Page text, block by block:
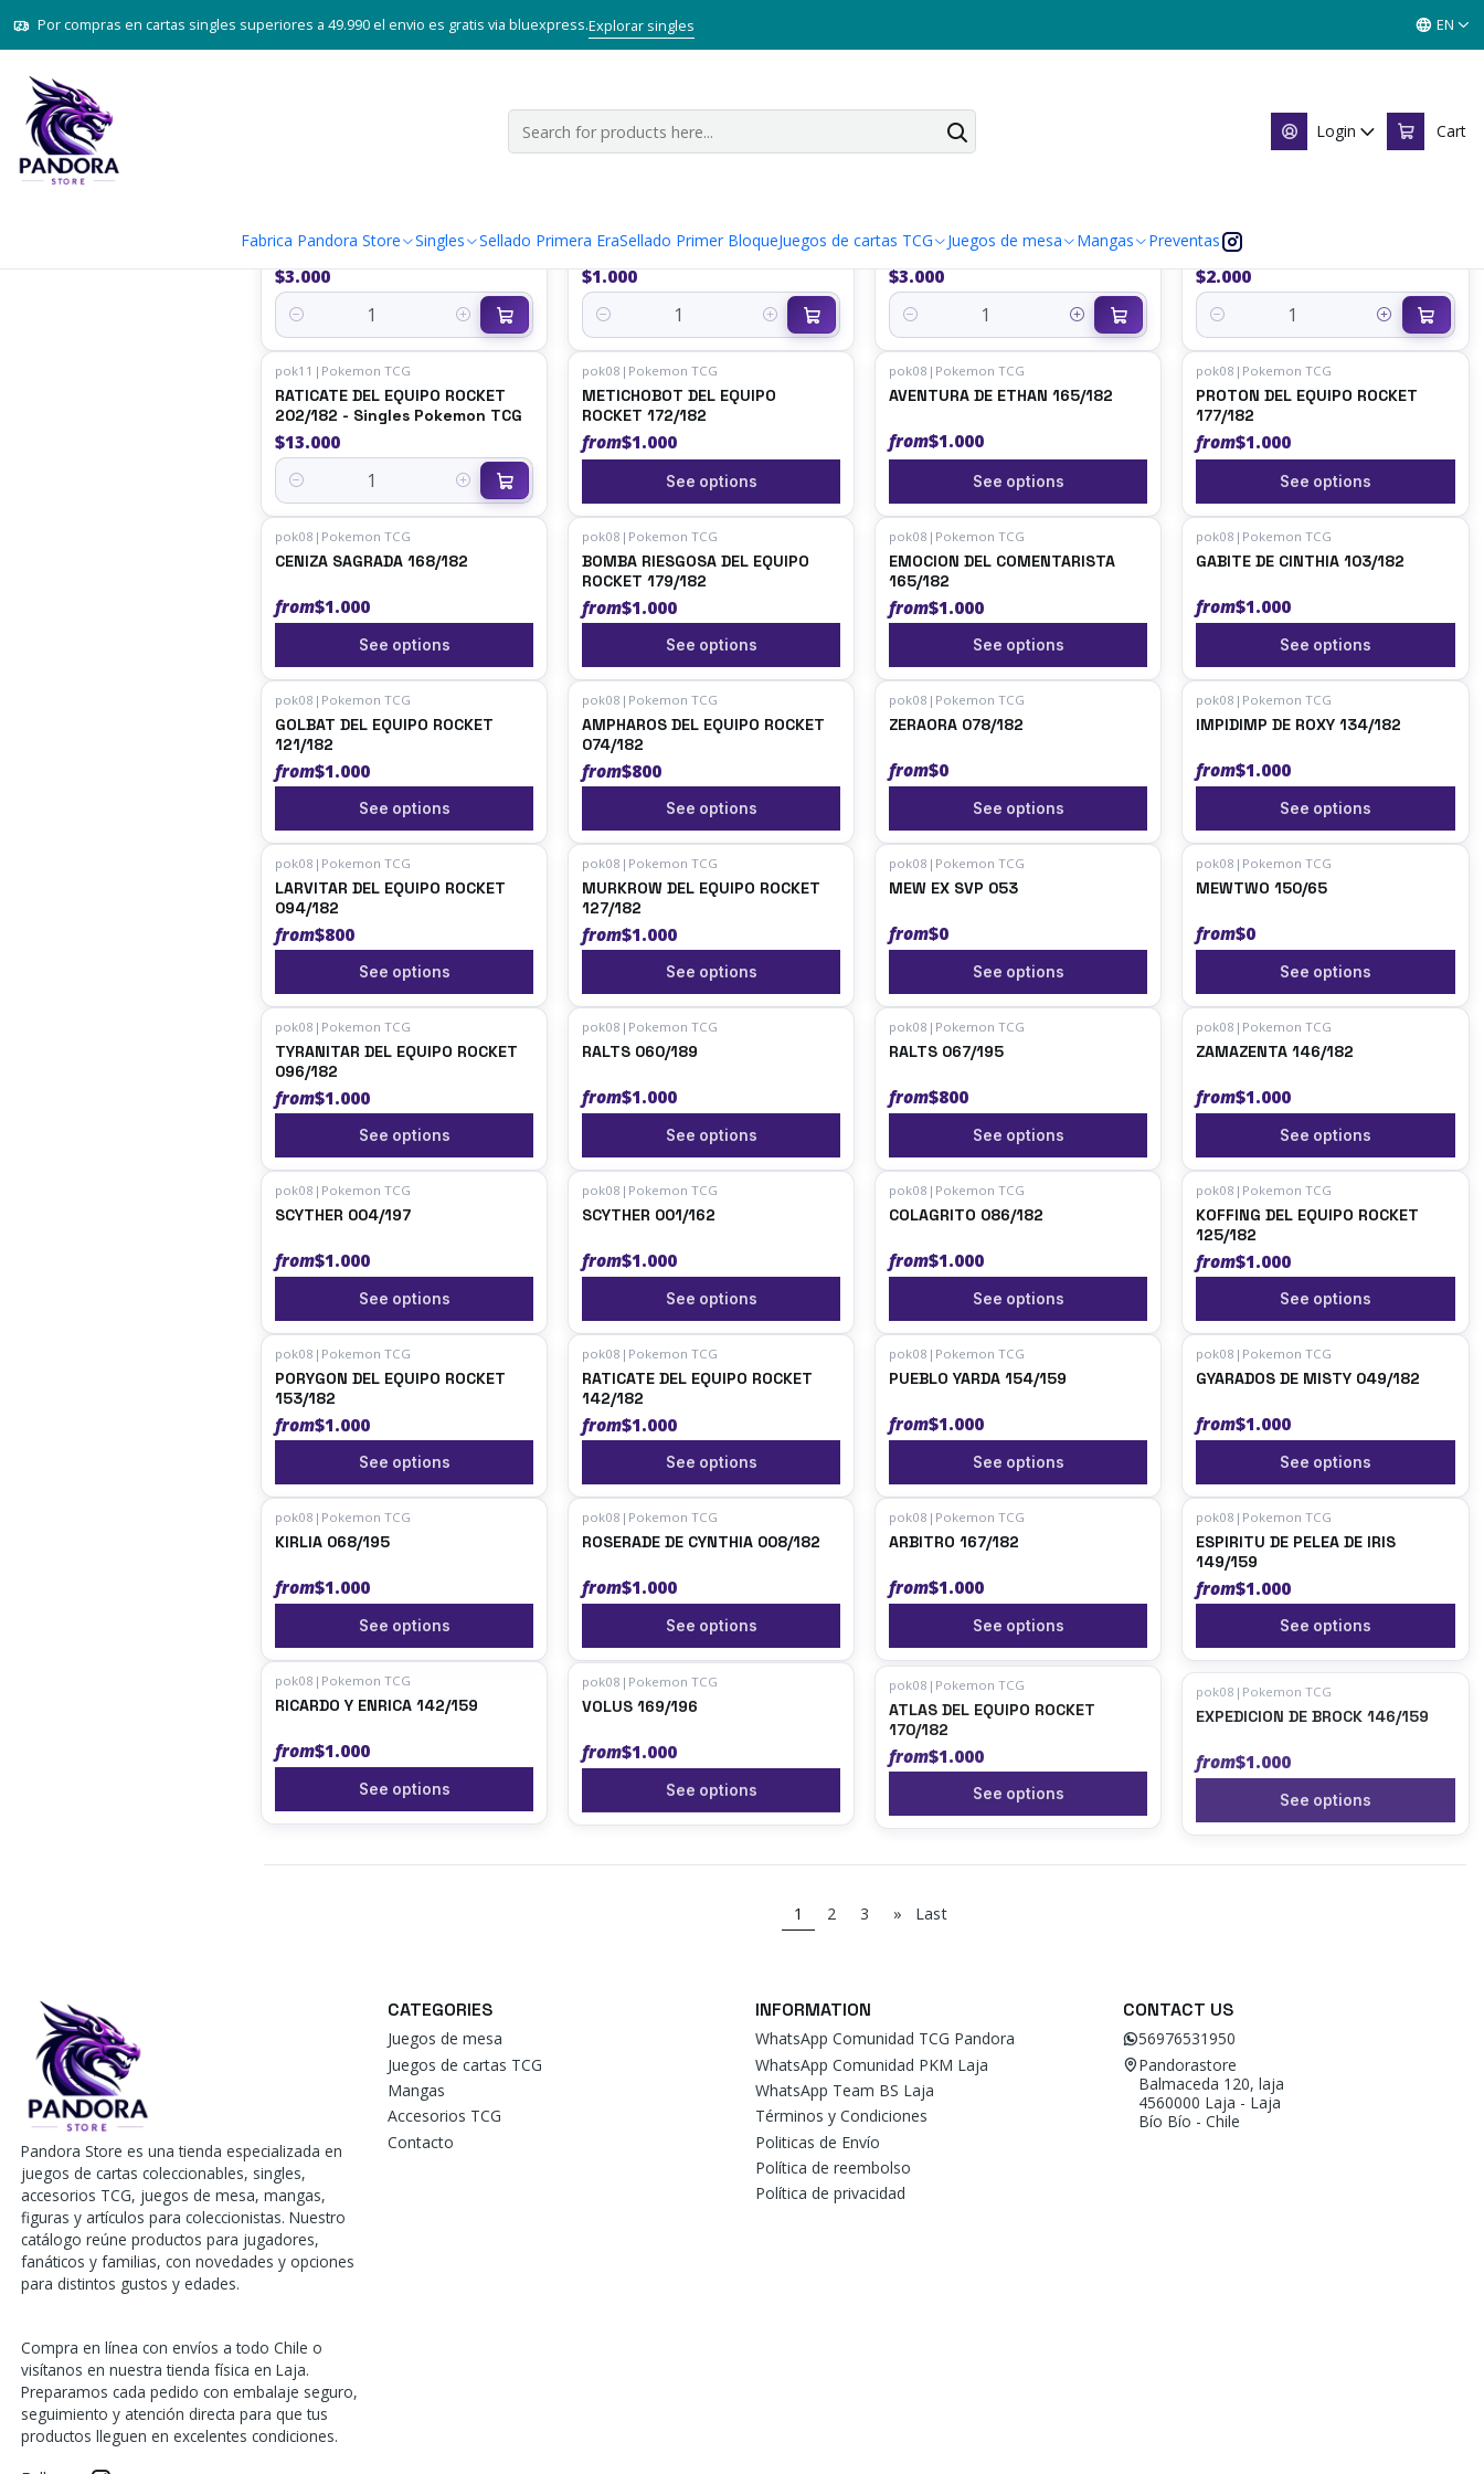
Login Cart
Fabrica Pandora Store Singles Sellado Primera EraSellado Primer BloqueJuegos de cartas TCG Juegos de mesa Mangas Preventas
Por compras en cartas singles superiores a 49.990 el envio es gratis via bluexpress.Explorar singles EN
Home Juegos de cartas TCG
Pokémon TCG
CLEFAIRY 062/196 - Singles
Pokemon TCG
$3.000
Quantity
MEOWTH DEL EQUIPO ROCKET
149/182 - Singles Pokemon TCG
$1.000
Quantity
MEWTWO EX DEL EQUIPO ROCKET
149/182 PROMO - Singles
Pokemon TCG
$3.000
Quantity
GIOVANNI DEL EQUIPO ROCKET
$2.000
Quantity
pok11 | Pokemon TCG
RATICATE DEL EQUIPO ROCKET
202/182 - Singles Pokemon TCG
$13.000
Quantity
pok08 | Pokemon TCG
METICHOBOT DEL EQUIPO
ROCKET 172/182
from$1.000
See options
pok08 | Pokemon TCG
AVENTURA DE ETHAN 165/182
from$1.000
See options
pok08 | Pokemon TCG
PROTON DEL EQUIPO ROCKET
177/182
from$1.000
See options
pok08 | Pokemon TCG
CENIZA SAGRADA 168/182
from$1.000
See options
pok08 | Pokemon TCG
BOMBA RIESGOSA DEL EQUIPO
ROCKET 179/182
from$1.000
See options
pok08 | Pokemon TCG
EMOCION DEL COMENTARISTA
165/182
from$1.000
See options
pok08 | Pokemon TCG
GABITE DE CINTHIA 103/182
from$1.000
See options
pok08 | Pokemon TCG
GOLBAT DEL EQUIPO ROCKET
121/182
from$1.000
See options
pok08 | Pokemon TCG
AMPHAROS DEL EQUIPO ROCKET
074/182
from$800
See options
pok08 | Pokemon TCG
ZERAORA 078/182
from$0
See options
pok08 | Pokemon TCG
IMPIDIMP DE ROXY 134/182
from$1.000
See options
pok08 | Pokemon TCG
LARVITAR DEL EQUIPO ROCKET
094/182
from$800
See options
pok08 | Pokemon TCG
MURKROW DEL EQUIPO ROCKET
127/182
from$1.000
See options
pok08 | Pokemon TCG
MEW EX SVP 053
from$0
See options
pok08 | Pokemon TCG
MEWTWO 150/65
from$0
See options
pok08 | Pokemon TCG
TYRANITAR DEL EQUIPO ROCKET
096/182
from$1.000
See options
pok08 | Pokemon TCG
RALTS 060/189
from$1.000
See options
pok08 | Pokemon TCG
RALTS 067/195
from$800
See options
pok08 | Pokemon TCG
ZAMAZENTA 146/182
from$1.000
See options
pok08 | Pokemon TCG
SCYTHER 004/197
from$1.000
See options
pok08 | Pokemon TCG
SCYTHER 001/162
from$1.000
See options
pok08 | Pokemon TCG
COLAGRITO 086/182
from$1.000
See options
pok08 | Pokemon TCG
KOFFING DEL EQUIPO ROCKET
125/182
from$1.000
See options
pok08 | Pokemon TCG
PORYGON DEL EQUIPO ROCKET
153/182
from$1.000
See options
pok08 | Pokemon TCG
RATICATE DEL EQUIPO ROCKET
142/182
from$1.000
See options
pok08 | Pokemon TCG
PUEBLO YARDA 154/159
from$1.000
See options
pok08 | Pokemon TCG
GYARADOS DE MISTY 049/182
from$1.000
See options
pok08 | Pokemon TCG
KIRLIA 068/195
from$1.000
See options
pok08 | Pokemon TCG
ROSERADE DE CYNTHIA 008/182
from$1.000
See options
pok08 | Pokemon TCG
ARBITRO 167/182
from$1.000
See options
pok08 | Pokemon TCG
ESPIRITU DE PELEA DE IRIS
149/159
from$1.000
See options
pok08 | Pokemon TCG
RICARDO Y ENRICA 142/159
from$1.000
See options
pok08 | Pokemon TCG
VOLUS 169/196
from$1.000
See options
pok08 | Pokemon TCG
ATLAS DEL EQUIPO ROCKET
170/182
from$1.000
See options
EXPEDICION DE BROCK 146/159
from $1.000
See options
1 2 3 » Last
Pandora Store es una tienda especializada en
juegos de cartas coleccionables, singles,
accesorios TCG, juegos de mesa, mangas,
figuras y artículos para coleccionistas. Nuestro
catálogo reúne productos para jugadores,
fanáticos y familias, con novedades y opciones
para distintos gustos y edades.
Compra en línea con envíos a todo Chile o
visítanos en nuestra tienda física en Laja.
Preparamos cada pedido con embalaje seguro,
seguimiento y atención directa para que tus
productos lleguen en excelentes condiciones.
CATEGORIES
Juegos de mesa
Juegos de cartas TCG
Mangas
Accesorios TCG
Contacto
INFORMATION
WhatsApp Comunidad TCG Pandora
WhatsApp Comunidad PKM Laja
WhatsApp Team BS Laja
Términos y Condiciones
Politicas de Envío
Política de reembolso
Política de privacidad
CONTACT US
56976531950
Pandorastore
Balmaceda 120, laja
4560000 Laja - Laja
Bío Bío - Chile